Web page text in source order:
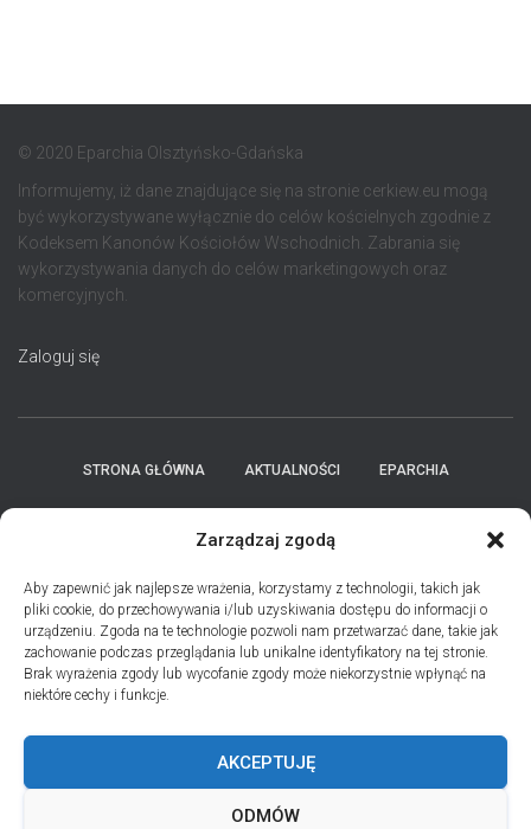
Zarządzaj zgodą
Aby zapewnić jak najlepsze wrażenia, korzystamy z technologii, takich jak
pliki cookie, do przechowywania i/lub uzyskiwania dostępu do informacji o
urządzeniu. Zgoda na te technologie pozwoli nam przetwarzać dane, takie jak
zachowanie podczas przeglądania lub unikalne identyfikatory na tej stronie.
Brak wyrażenia zgody lub wycofanie zgody może niekorzystnie wpłynąć na
niektóre cechy i funkcje.
AKCEPTUJĘ
ODMÓW
© 2020 Eparchia Olsztyńsko-Gdańska
Informujemy, iż dane znajdujące się na stronie cerkiew.eu mogą
być wykorzystywane wyłącznie do celów kościelnych zgodnie z
Kodeksem Kanonów Kościołów Wschodnich. Zabrania się
wykorzystywania danych do celów marketingowych oraz
komercyjnych.
Zaloguj się
STRONA GŁÓWNA AKTUALNOŚCI EPARCHIA
POLITYKA PLIKÓW COOKIES (EU)
PRO MEMORIA MIĘDZYOBRZĄDKOWE
PODCAST PORZUĆ TROSKI
ДУШПАСТИРСЬКА ПРОГРАМА ОЛЬШТИНСЬКО-ҐДАНСЬКОЇ